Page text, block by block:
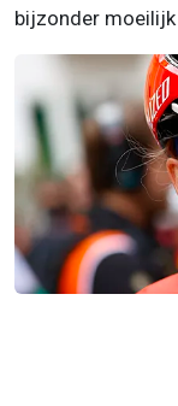
bijzonder